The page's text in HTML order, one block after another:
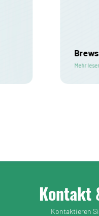
Mehr
Kontakt
Kontaktieren